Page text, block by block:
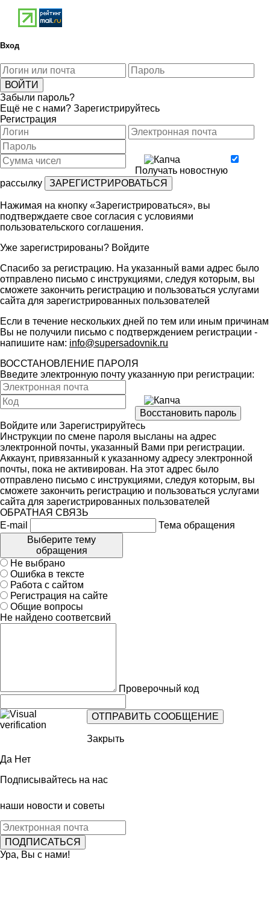
Вход
Забыли пароль?
Ещё не с нами? Зарегистрируйтесь
Регистрация
Получать новостную
рассылку
Нажимая на кнопку «Зарегистрироваться», вы
подтверждаете свое согласия с условиями
пользовательского соглашения.
Уже зарегистрированы? Войдите
Спасибо за регистрацию. На указанный вами адрес было
отправлено письмо с инструкциями, следуя которым, вы
сможете закончить регистрацию и пользоваться услугами
сайта для зарегистрированных пользователей
Если в течение нескольких дней по тем или иным причинам
Вы не получили письмо с подтверждением регистрации -
напишите нам: info@supersadovnik.ru
ВОССТАНОВЛЕНИЕ ПАРОЛЯ
Введите электронную почту указанную при регистрации:
Войдите или Зарегистрируйтесь
Инструкции по смене пароля высланы на адрес
электронной почты, указанный Вами при регистрации.
Аккаунт, привязанный к указанному адресу электронной
почты, пока не активирован. На этот адрес было
отправлено письмо с инструкциями, следуя которым, вы
сможете закончить регистрацию и пользоваться услугами
сайта для зарегистрированных пользователей
ОБРАТНАЯ СВЯЗЬ
E-mail
Тема обращения
Выберите тему
обращения
Не выбрано
Ошибка в тексте
Работа с сайтом
Регистрация на сайте
Общие вопросы
Не найдено соответсвий
Проверочный код
Закрыть
Да Нет
Подписывайтесь на нас
наши новости и советы
Ура, Вы с нами!